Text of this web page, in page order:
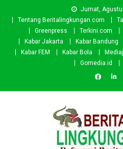
Jumat,
Tentang Beritalingkungan.com
Greenpress
Terkini.com
Kabar Jakarta
Kabar Bandung
Kabar FEM
Kabar Bola
Gomedia.id